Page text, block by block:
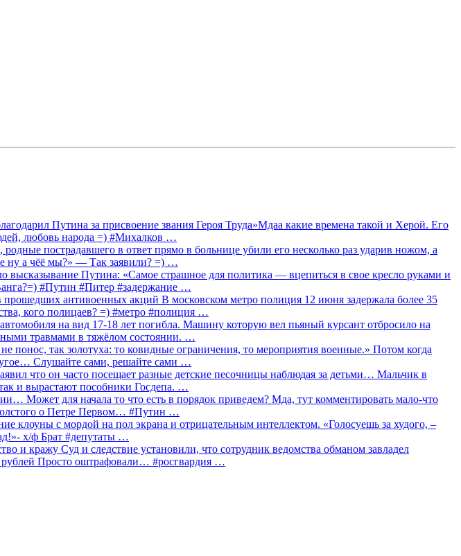
Путина за присвоение звания Героя Труда»Мдаа какие времена такой и Херой. Его
любовь народа =) #Михалков …
пострадавшего в ответ прямо в больнице убили его несколько раз ударив ножом, а
ну а чёё мы?» — Так заявили? =) …
высказывание Путина: «Самое страшное для политика — вцепиться в свое кресло руками и
#Путин #Питер #задержание …
антивоенных акций В московском метро полиция 12 июня задержала более 35
кого полицаев? =) #метро #полиция …
на вид 17-18 лет погибла. Машину которую вел пьяный курсант отбросило на
травмами в тяжёлом состоянии. …
так золотуха: то ковидные ограничения, то мероприятия военные.» Потом когда
Слушайте сами, решайте сами …
что он часто посещает разные детские песочницы наблюдая за детьми… Мальчик в
и вырастают пособники Госдепа. …
Может для начала то что есть в порядок приведем? Мда, тут комментировать мало-что
о Петре Первом… #Путин …
клоуны с мордой на пол экрана и отрицательным интеллектом. «Голосуешь за худого, –
х/ф Брат #депутаты …
и кражу Суд и следствие установили, что сотрудник ведомства обманом завладел
рублей Просто оштрафовали… #росгвардия …